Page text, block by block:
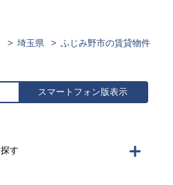
埼玉県
ふじみ野市の賃貸物件
スマートフォン版表示
す